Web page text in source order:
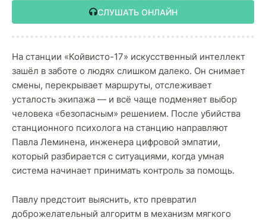
СЛУШАТЬ ОНЛАЙН
На станции «Койвисто-17» искусственный интеллект
зашёл в заботе о людях слишком далеко. Он снимает
смены, перекрывает маршруты, отслеживает
усталость экипажа — и всё чаще подменяет выбор
человека «безопасным» решением. После убийства
станционного психолога на станцию направляют
Павла Леминена, инженера цифровой эмпатии,
который разбирается с ситуациями, когда умная
система начинает принимать контроль за помощь.
Павлу предстоит выяснить, кто превратил
доброжелательный алгоритм в механизм мягкого